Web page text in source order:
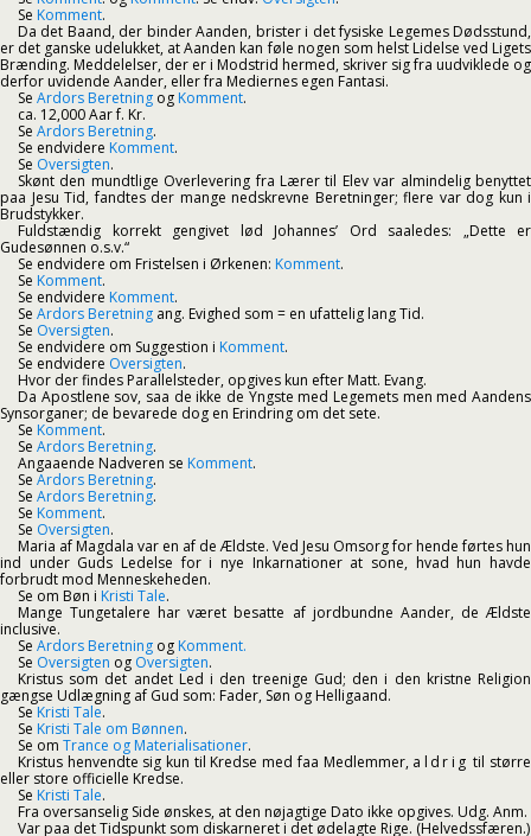
Se Komment.
Da det Baand, der binder Aanden, brister i det fysiske Legemes Dødsstund,
er det ganske udelukket, at Aanden kan føle nogen som helst Lidelse ved Ligets
Brænding. Meddelelser, der er i Modstrid hermed, skriver sig fra uudviklede og
derfor uvidende Aander, eller fra Mediernes egen Fantasi.
Se Ardors Beretning og Komment.
ca. 12,000 Aar f. Kr.
Se Ardors Beretning.
Se endvidere Komment.
Se Oversigten.
Skønt den mundtlige Overlevering fra Lærer til Elev var almindelig benyttet
paa Jesu Tid, fandtes der mange nedskrevne Beretninger; flere var dog kun i
Brudstykker.
Fuldstændig korrekt gengivet lød Johannes’ Ord saaledes: „Dette er
Gudesønnen o.s.v.“
Se endvidere om Fristelsen i Ørkenen: Komment.
Se Komment.
Se endvidere Komment.
Se Ardors Beretning ang. Evighed som = en ufattelig lang Tid.
Se Oversigten.
Se endvidere om Suggestion i Komment.
Se endvidere Oversigten.
Hvor der findes Parallelsteder, opgives kun efter Matt. Evang.
Da Apostlene sov, saa de ikke de Yngste med Legemets men med Aandens
Synsorganer; de bevarede dog en Erindring om det sete.
Se Komment.
Se Ardors Beretning.
Angaaende Nadveren se Komment.
Se Ardors Beretning.
Se Ardors Beretning.
Se Komment.
Se Oversigten.
Maria af Magdala var en af de Ældste. Ved Jesu Omsorg for hende førtes hun
ind under Guds Ledelse for i nye Inkarnationer at sone, hvad hun havde
forbrudt mod Menneskeheden.
Se om Bøn i Kristi Tale.
Mange Tungetalere har været besatte af jordbundne Aander, de Ældste
inclusive.
Se Ardors Beretning og Komment.
Se Oversigten og Oversigten.
Kristus som det andet Led i den treenige Gud; den i den kristne Religion
gængse Udlægning af Gud som: Fader, Søn og Helligaand.
Se Kristi Tale.
Se Kristi Tale om Bønnen.
Se om Trance og Materialisationer.
Kristus henvendte sig kun til Kredse med faa Medlemmer, aldrig til større
eller store officielle Kredse.
Se Kristi Tale.
Fra oversanselig Side ønskes, at den nøjagtige Dato ikke opgives. Udg. Anm.
Var paa det Tidspunkt som diskarneret i det ødelagte Rige. (Helvedssfæren.)